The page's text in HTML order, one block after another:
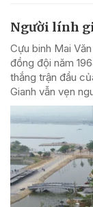
Người lính
Cựu binh Mai
đồng đội năm
thắng trận đầu
Gianh vẫn vẹn